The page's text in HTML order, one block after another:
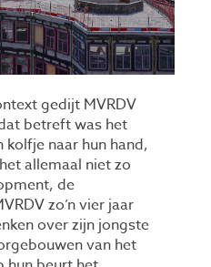
gedijt MVRDV
betreft was het
naar hun hand,
allemaal niet zo
de
zo’n vier jaar
over zijn jongste
van het